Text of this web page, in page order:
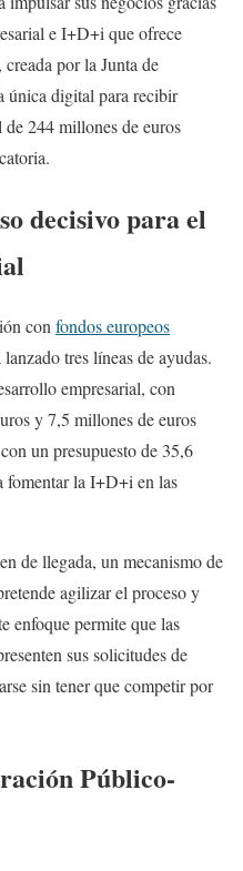
e I+D+i que ofrece
creada por la Junta de
única digital para recibir
244 millones de euros
decisivo para el
con fondos europeos
lanzado tres líneas de ayudas.
empresarial, con
y 7,5 millones de euros
un presupuesto de 35,6
fomentar la I+D+i en las
de llegada, un mecanismo de
agilizar el proceso y
enfoque permite que las
sus solicitudes de
sin tener que competir por
Público-